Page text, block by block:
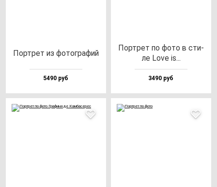
Пор­трет из фо­тог­ра­фий
5490 руб
Пор­трет по фо­то в сти­
ле Love is...
3490 руб